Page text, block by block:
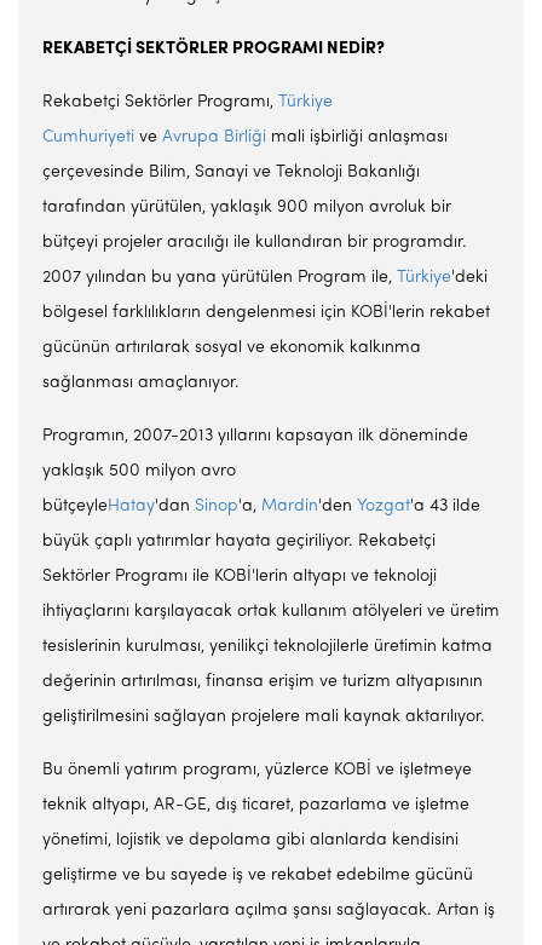
REKABETÇİ SEKTÖRLER PROGRAMI NEDİR?
Rekabetçi Sektörler Programı, Türkiye
Cumhuriyeti ve Avrupa Birliği mali işbirliği anlaşması
çerçevesinde Bilim, Sanayi ve Teknoloji Bakanlığı
tarafından yürütülen, yaklaşık 900 milyon avroluk bir
bütçeyi projeler aracılığı ile kullandıran bir programdır.
2007 yılından bu yana yürütülen Program ile, Türkiye'deki
bölgesel farklılıkların dengelenmesi için KOBİ'lerin rekabet
gücünün artırılarak sosyal ve ekonomik kalkınma
sağlanması amaçlanıyor.
Programın, 2007-2013 yıllarını kapsayan ilk döneminde
yaklaşık 500 milyon avro
bütçeyleHatay'dan Sinop'a, Mardin'den Yozgat'a 43 ilde
büyük çaplı yatırımlar hayata geçiriliyor. Rekabetçi
Sektörler Programı ile KOBİ'lerin altyapı ve teknoloji
ihtiyaçlarını karşılayacak ortak kullanım atölyeleri ve üretim
tesislerinin kurulması, yenilikçi teknolojilerle üretimin katma
değerinin artırılması, finansa erişim ve turizm altyapısının
geliştirilmesini sağlayan projelere mali kaynak aktarılıyor.
Bu önemli yatırım programı, yüzlerce KOBİ ve işletmeye
teknik altyapı, AR-GE, dış ticaret, pazarlama ve işletme
yönetimi, lojistik ve depolama gibi alanlarda kendisini
geliştirme ve bu sayede iş ve rekabet edebilme gücünü
artırarak yeni pazarlara açılma şansı sağlayacak. Artan iş